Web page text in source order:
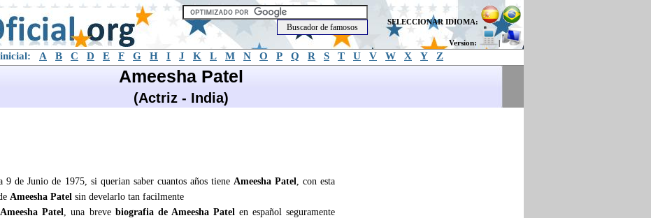
SELECCIONAR IDIOMA:
Version: |
A B C D E F G H I J K L M N O P Q R S T U V W X Y Z
Ameesha Patel
(Actriz - India)
de Junio de 1975, si querian saber cuantos años tiene Ameesha Patel, con esta
Ameesha Patel sin develarlo tan facilmente
Ameesha Patel, una breve biografia de Ameesha Patelen español seguramente